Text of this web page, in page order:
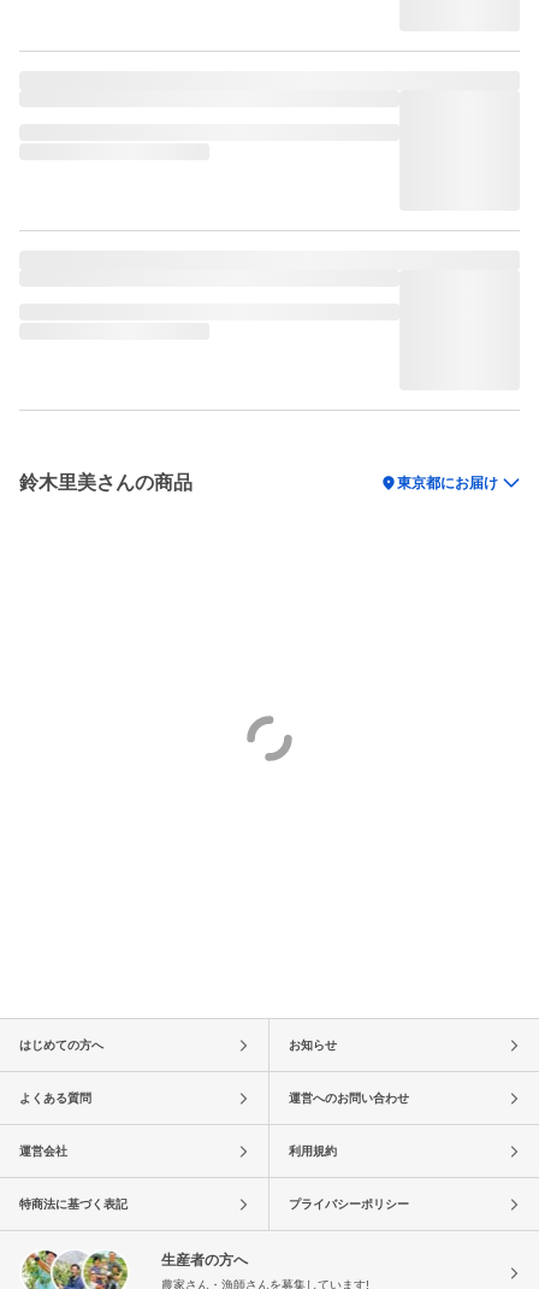
鈴木里美さんの商品 location_on東京都にお届け
はじめての方へ お知らせ
よくある質問 運営へのお問い合わせ
運営会社 利用規約
特商法に基づく表記 プライバシーポリシー
生産者の方へ
農家さん・漁師さんを募集しています!